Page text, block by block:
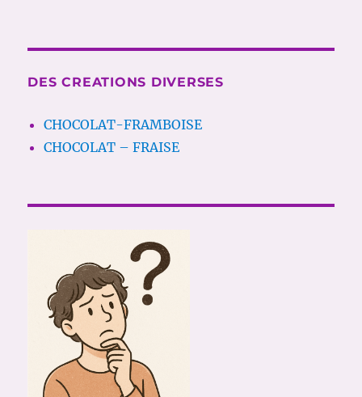
DES CREATIONS DIVERSES
CHOCOLAT-FRAMBOISE
CHOCOLAT – FRAISE